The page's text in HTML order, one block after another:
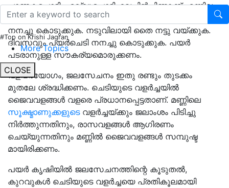
#Top on Krishi Jagran
More Topics
CLOSE
ചാണകപ്പൊടി, എല്ലുപൊടി, വേപ്പിൻപിണ്ണാക്ക് എന്നിവ
മണ്ണുമായി നന്നായി യോജിപ്പിച്ച് ദിവസം രണ്ടു നേരം
നനച്ചു കൊടുക്കുക. നടുവിലായി തൈ നട്ടു വയ്ക്കുക.
ദിവസവും പയർചെടി നനച്ചു കൊടുക്കുക. പയർ
പടരാനുള്ള സൗകര്യമൊരുക്കണം.
വളപ്രയോഗം, ജലസേചനം ഇതു രണ്ടും തുടക്കം
മുതലേ ശ്രദ്ധിക്കണം. ചെടിയുടെ വളർച്ചയിൽ
ജൈവവളങ്ങൾ വളരെ പ്രധാനപ്പെട്ടതാണ്. മണ്ണിലെ
സൂക്ഷ്മാണുക്കളുടെവളർച്ചയ്ക്കും ജലാംശം പിടിച്ചു
നിർത്തുന്നതിനും, രാസവളങ്ങൾ ആഗിരണം
ചെയ്യുന്നതിനും മണ്ണിൽ ജൈവവളങ്ങൾ സമ്പുഷ്ട
മായിരിക്കണം.
പയർ കൃഷിയിൽ ജലസേചനത്തിന്റെ കൂടുതൽ,
കുറവുകൾ ചെടിയുടെ വളർച്ചയെ പ്രതികൂലമായി